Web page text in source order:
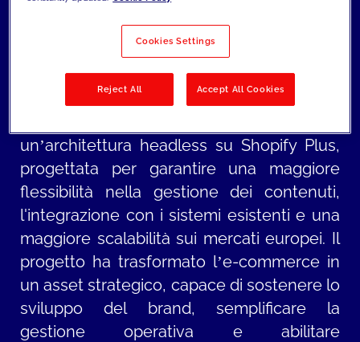
Care del gruppoSodalis
superare i limiti della piattaforma e-
commerce esistente, per gestire in modo
più efficace contenuti, sistemi e la crescita
sui mercati europei. Con il supporto di
un’architettura headless su Shopify Plus,
progettata per garantire una maggiore
flessibilità nella gestione dei contenuti,
l'integrazione con i sistemi esistenti e una
maggiore scalabilità sui mercati europei. Il
progetto ha trasformato l’e-commerce in
un asset strategico, capace di sostenere lo
sviluppo del brand, semplificare la
gestione operativa e abilitare
Cookies Settings
Reject All Accept All Cookies